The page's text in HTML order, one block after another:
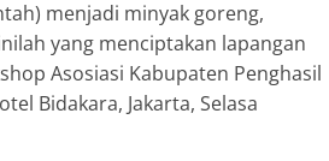
menjadi minyak goreng,
yang menciptakan lapangan
Asosiasi Kabupaten Penghasil
Bidakara, Jakarta, Selasa